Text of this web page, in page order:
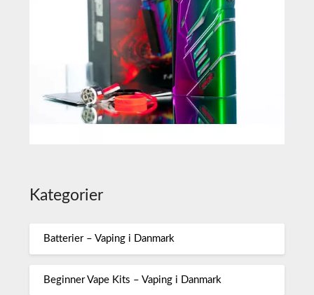
Kategorier
Batterier – Vaping i Danmark
Beginner Vape Kits – Vaping i Danmark